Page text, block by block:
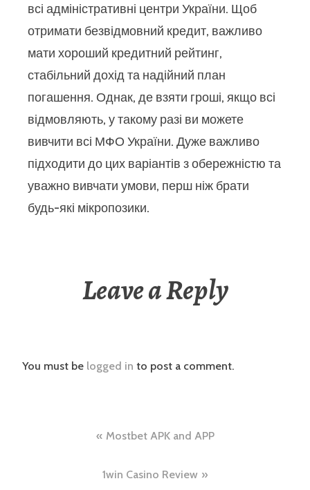
всі адміністративні центри України. Щоб
отримати безвідмовний кредит, важливо
мати хороший кредитний рейтинг,
стабільний дохід та надійний план
погашення. Однак, де взяти гроші, якщо всі
відмовляють, у такому разі ви можете
вивчити всі МФО України. Дуже важливо
підходити до цих варіантів з обережністю та
уважно вивчати умови, перш ніж брати
будь-які мікропозики.
Leave a Reply
You must be logged in to post a comment.
navigation
Mostbet APK and APP
1win Casino Review